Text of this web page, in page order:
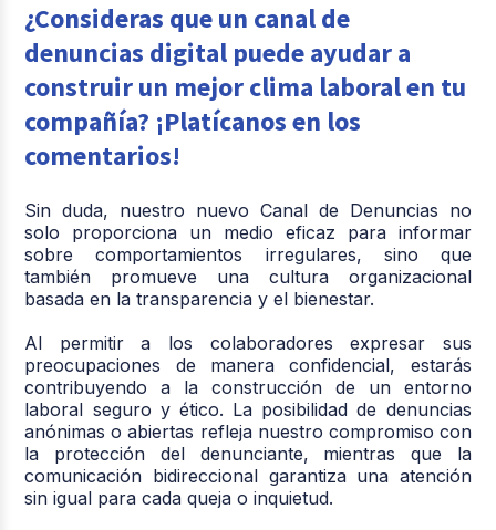
¿Consideras que un canal de
denuncias digital puede ayudar a
construir un mejor clima laboral en tu
compañía? ¡Platícanos en los
comentarios!
Sin duda, nuestro nuevo Canal de Denuncias no
solo proporciona un medio eficaz para informar
sobre comportamientos irregulares, sino que
también promueve una cultura organizacional
basada en la transparencia y el bienestar.
Al permitir a los colaboradores expresar sus
preocupaciones de manera confidencial, estarás
contribuyendo a la construcción de un entorno
laboral seguro y ético. La posibilidad de denuncias
anónimas o abiertas refleja nuestro compromiso con
la protección del denunciante, mientras que la
comunicación bidireccional garantiza una atención
sin igual para cada queja o inquietud.